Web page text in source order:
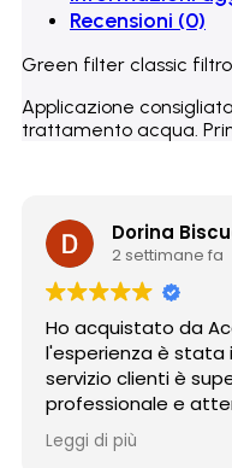
Recensioni (0)
Green filter classic filtro
Applicazione
trattamento acqua.
Dorina
2 settimane fa
Ho acquistato da
l'esperienza è stata
servizio clienti è
professionale e
punto di forza è
spedizione:
Leggi di più